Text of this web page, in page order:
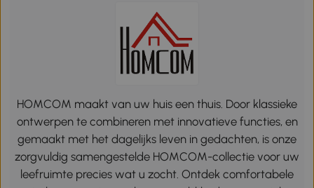
HOMCOM maakt van uw huis een thuis. Door klassieke
ontwerpen te combineren met innovatieve functies, en
gemaakt met het dagelijks leven in gedachten, is onze
zorgvuldig samengestelde HOMCOM-collectie voor uw
leefruimte precies wat u zocht. Ontdek comfortabele